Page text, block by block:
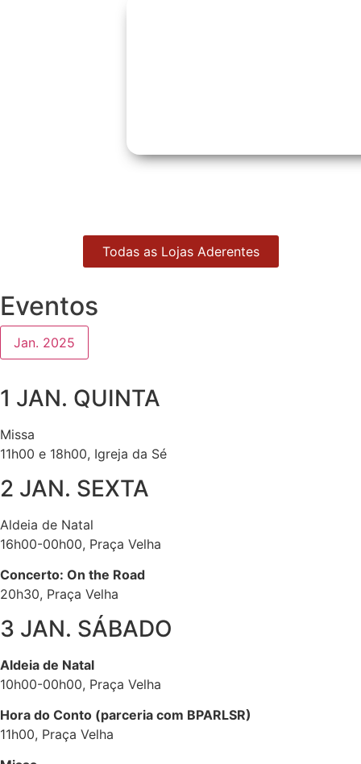
Todas as Lojas Aderentes
Eventos
Jan. 2025
1 JAN. QUINTA
Missa
11h00 e 18h00, Igreja da Sé
2 JAN. SEXTA
Aldeia de Natal
16h00-00h00, Praça Velha
Concerto: On the Road
20h30, Praça Velha
3 JAN. SÁBADO
Aldeia de Natal
10h00-00h00, Praça Velha
Hora do Conto (parceria com BPARLSR)
11h00, Praça Velha